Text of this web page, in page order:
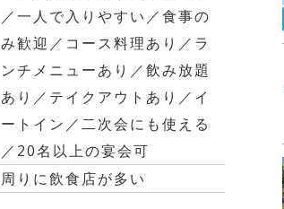
／一人で入りやすい／食事の
み歓迎／コース料理あり／ラ
ンチメニューあり／飲み放題
あり／テイクアウトあり／イ
ートイン／二次会にも使える
／20名以上の宴会可
周りに飲食店が多い